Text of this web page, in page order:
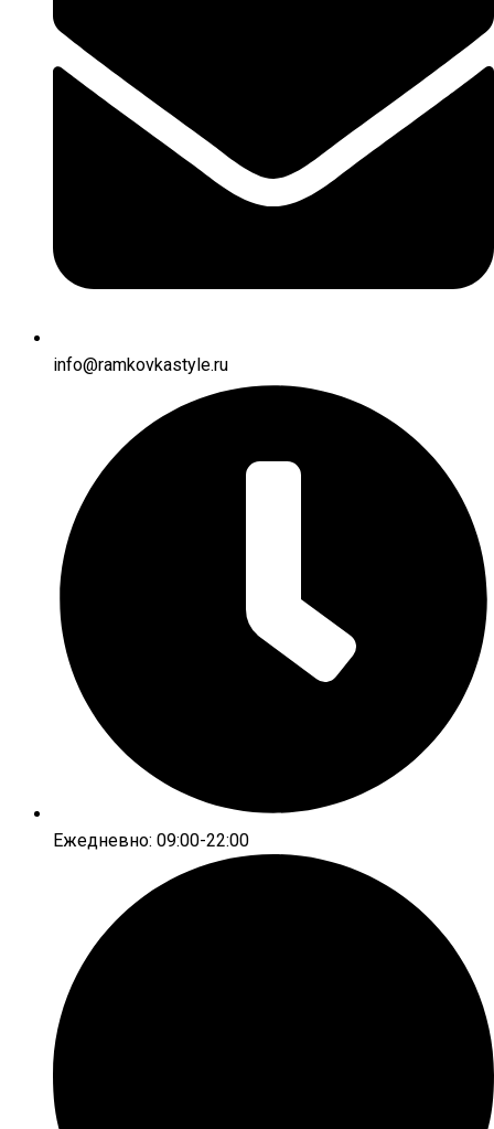
info@ramkovkastyle.ru
Ежедневно: 09:00-22:00